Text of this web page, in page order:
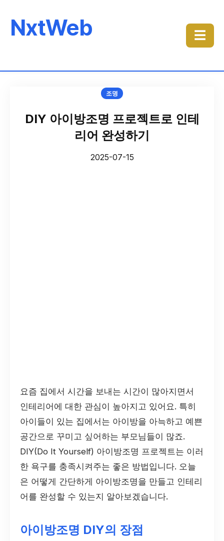
NxtWeb ☰
조명
DIY 아이방조명 프로젝트로 인테
리어 완성하기
2025-07-15
요즘 집에서 시간을 보내는 시간이 많아지면서
인테리어에 대한 관심이 높아지고 있어요. 특히
아이들이 있는 집에서는 아이방을 아늑하고 예쁜
공간으로 꾸미고 싶어하는 부모님들이 많죠.
DIY(Do It Yourself) 아이방조명 프로젝트는 이러
한 욕구를 충족시켜주는 좋은 방법입니다. 오늘
은 어떻게 간단하게 아이방조명을 만들고 인테리
어를 완성할 수 있는지 알아보겠습니다.
아이방조명 DIY의 장점